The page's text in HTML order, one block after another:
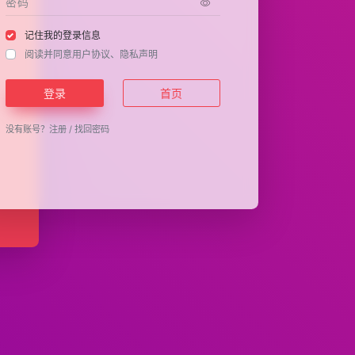
记住我的登录信息
阅读并同意用户协议、 隐私声明
登录 首页
没有账号？注册 /找回密码